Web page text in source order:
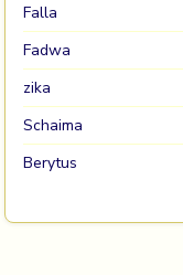
Falla
Fadwa
zika
Schaima
Berytus